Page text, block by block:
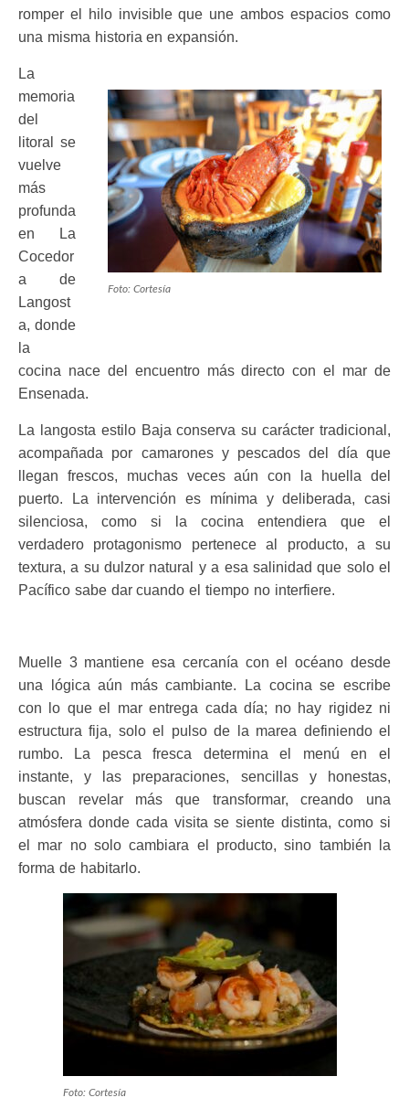
romper el hilo invisible que une ambos espacios como
una misma historia en expansión.
Foto: Cortesía
La
memoria
del
litoral se
vuelve
más
profunda
en La
Cocedor
a de
Langost
a, donde
la
cocina nace del encuentro más directo con el mar de
Ensenada.
La langosta estilo Baja conserva su carácter tradicional,
acompañada por camarones y pescados del día que
llegan frescos, muchas veces aún con la huella del
puerto. La intervención es mínima y deliberada, casi
silenciosa, como si la cocina entendiera que el
verdadero protagonismo pertenece al producto, a su
textura, a su dulzor natural y a esa salinidad que solo el
Pacífico sabe dar cuando el tiempo no interfiere.
Muelle 3 mantiene esa cercanía con el océano desde
una lógica aún más cambiante. La cocina se escribe
con lo que el mar entrega cada día; no hay rigidez ni
estructura fija, solo el pulso de la marea definiendo el
rumbo. La pesca fresca determina el menú en el
instante, y las preparaciones, sencillas y honestas,
buscan revelar más que transformar, creando una
atmósfera donde cada visita se siente distinta, como si
el mar no solo cambiara el producto, sino también la
forma de habitarlo.
Foto: Cortesía